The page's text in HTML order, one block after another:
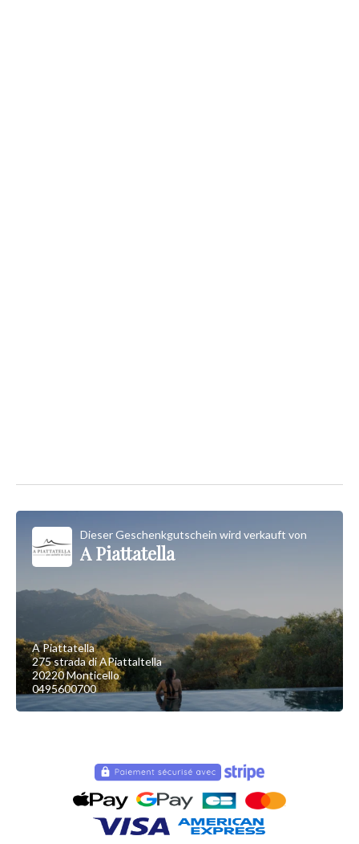
Dieser Geschenkgutschein wird verkauft von
A Piattatella
A Piattatella
275 strada di APiattaltella
20220 Monticello
0495600700